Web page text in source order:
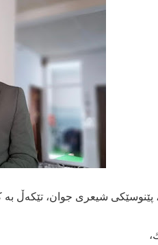
پێنوسێكی شیعری جوان، تێكەڵ